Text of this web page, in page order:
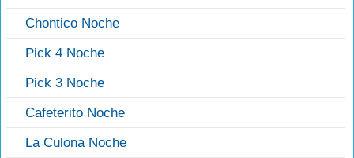
Chontico Noche
Pick 4 Noche
Pick 3 Noche
Cafeterito Noche
La Culona Noche